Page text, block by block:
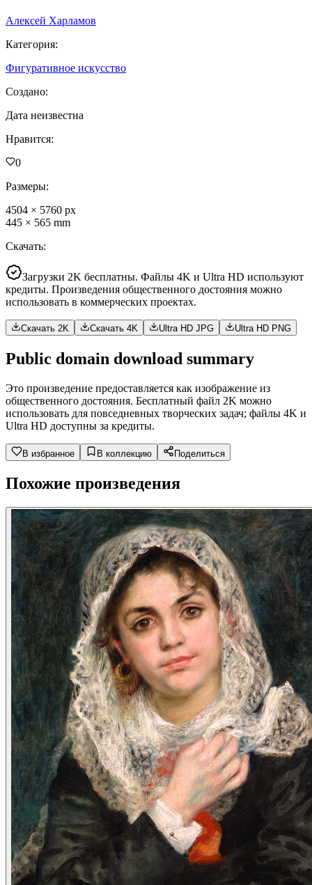
Алексей Харламов
Категория:
Фигуративное искусство
Создано:
Дата неизвестна
Нравится:
0
Размеры:
4504 × 5760 px
445 × 565 mm
Скачать:
Загрузки 2K бесплатны. Файлы 4K и Ultra HD используют
кредиты. Произведения общественного достояния можно
использовать в коммерческих проектах.
Скачать 2K Скачать 4K Ultra HD JPG Ultra HD PNG
Public domain download summary
Это произведение предоставляется как изображение из
общественного достояния. Бесплатный файл 2K можно
использовать для повседневных творческих задач; файлы 4K и
Ultra HD доступны за кредиты.
В избранное В коллекцию Поделиться
Похожие произведения